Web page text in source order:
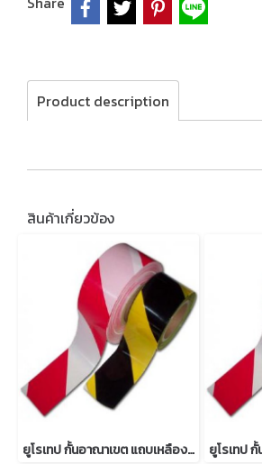
Product description
สินค้าเกี่ยวข้อง
ยูโรเทป กั้นอาณาเขต แถบเหลือง-ดำ ยาว 500 เมตร